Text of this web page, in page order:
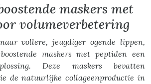
maskers met
volumeverbetering
vollere, jeugdiger ogende lippen,
maskers met peptiden een
Deze maskers bevatten
de natuurlijke collageenproductie in